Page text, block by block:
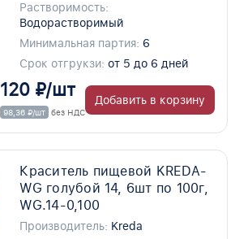
Растворимость:
Водорастворимый
Минимальная партия: 6
Срок отгрукзи: от 5 до 6 дней
120 ₽/шт
98,36 ₽/шт без НДС
Добавить в корзину
Краситель пищевой KREDA-
WG голубой 14, 6шт по 100г,
WG.14-0,100
Производитель: Kreda